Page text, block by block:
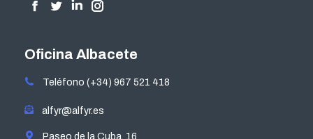
Oficina Albacete
Teléfono (+34) 967 521 418
alfyr@alfyr.es
Paseo de la Cuba, 16
Encuéntranos en:
Facebook
opens
new
Twitter
opens
new
Linkedin
opens
new
Instagram
opens
new